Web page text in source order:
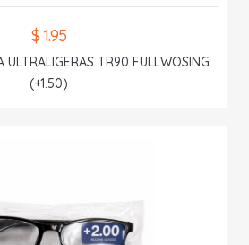
$ 1.95
ULTRALIGERAS TR90 FULLWOSING
(+1.50)